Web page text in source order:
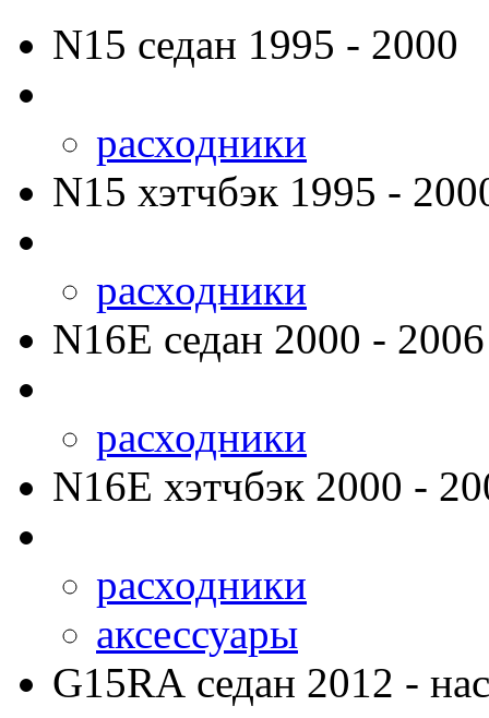
N15 седан 1995 - 2000
расходники
N15 хэтчбэк 1995 -
расходники
N16E седан 2000 - 2006
расходники
N16E хэтчбэк 2000 -
расходники
аксессуары
G15RA седан 2012 -